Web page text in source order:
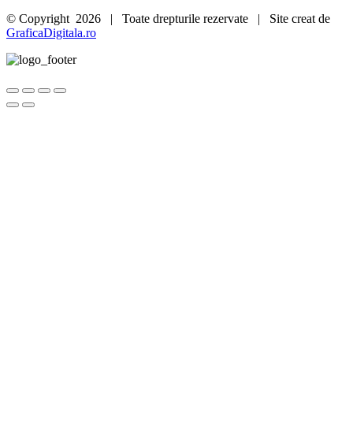
© Copyright 2026 | Toate drepturile rezervate | Site creat de
GraficaDigitala.ro